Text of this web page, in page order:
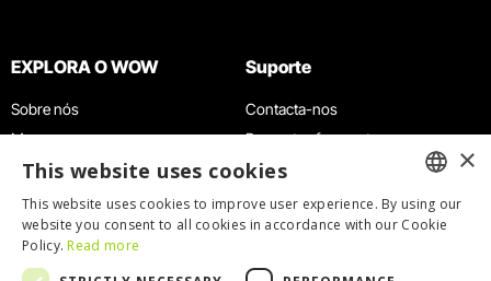
EXPLORA O WOW
Sobre nós
Museus
Agenda
Notícias
Restaurantes
Cartão WOW
Suporte
Contacta-nos
Perguntas frequentes
Termos e Condições
Política de privacidade e cookies
Trabalha connosco ENGLISH
×
This website uses cookies
This website uses cookies to improve user experience. By using our
website you consent to all cookies in accordance with our Cookie
Policy. Read more